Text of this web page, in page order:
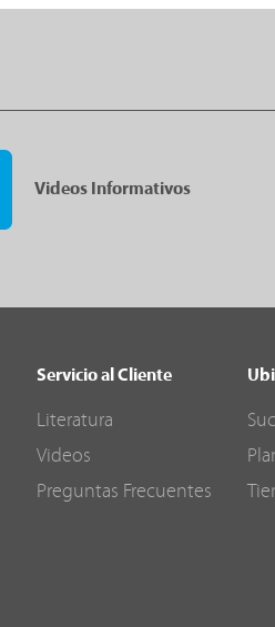
Videos Informativos
Servicio al Cliente
Literatura
Videos
Preguntas Frecuentes